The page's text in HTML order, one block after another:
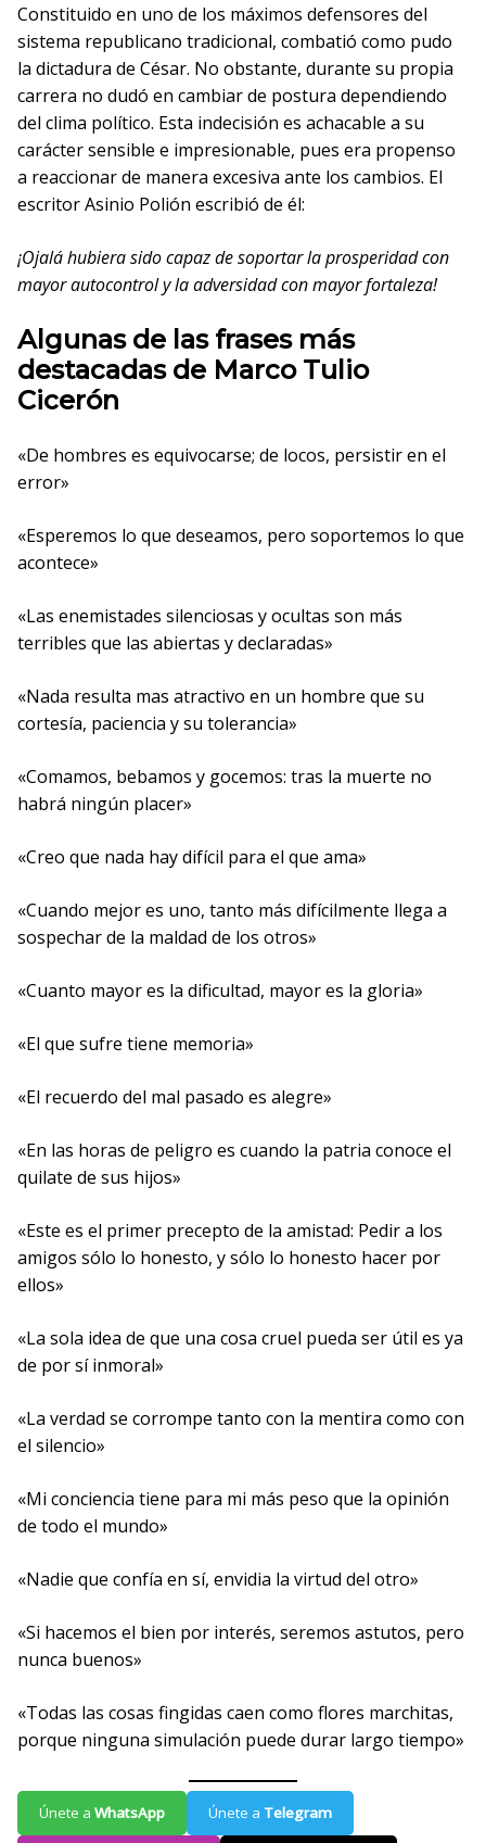
Constituido en uno de los máximos defensores del
sistema republicano tradicional, combatió como pudo
la dictadura de César. No obstante, durante su propia
carrera no dudó en cambiar de postura dependiendo
del clima político. Esta indecisión es achacable a su
carácter sensible e impresionable, pues era propenso
a reaccionar de manera excesiva ante los cambios. El
escritor Asinio Polión escribió de él:
¡Ojalá hubiera sido capaz de soportar la prosperidad con
mayor autocontrol y la adversidad con mayor fortaleza!
Algunas de las frases más
destacadas de Marco Tulio
Cicerón
«De hombres es equivocarse; de locos, persistir en el
error»
«Esperemos lo que deseamos, pero soportemos lo que
acontece»
«Las enemistades silenciosas y ocultas son más
terribles que las abiertas y declaradas»
«Nada resulta mas atractivo en un hombre que su
cortesía, paciencia y su tolerancia»
«Comamos, bebamos y gocemos: tras la muerte no
habrá ningún placer»
«Creo que nada hay difícil para el que ama»
«Cuando mejor es uno, tanto más difícilmente llega a
sospechar de la maldad de los otros»
«Cuanto mayor es la dificultad, mayor es la gloria»
«El que sufre tiene memoria»
«El recuerdo del mal pasado es alegre»
«En las horas de peligro es cuando la patria conoce el
quilate de sus hijos»
«Este es el primer precepto de la amistad: Pedir a los
amigos sólo lo honesto, y sólo lo honesto hacer por
ellos»
«La sola idea de que una cosa cruel pueda ser útil es ya
de por sí inmoral»
«La verdad se corrompe tanto con la mentira como con
el silencio»
«Mi conciencia tiene para mi más peso que la opinión
de todo el mundo»
«Nadie que confía en sí, envidia la virtud del otro»
«Si hacemos el bien por interés, seremos astutos, pero
nunca buenos»
«Todas las cosas fingidas caen como flores marchitas,
porque ninguna simulación puede durar largo tiempo»
Únete a WhatsApp Únete a Telegram